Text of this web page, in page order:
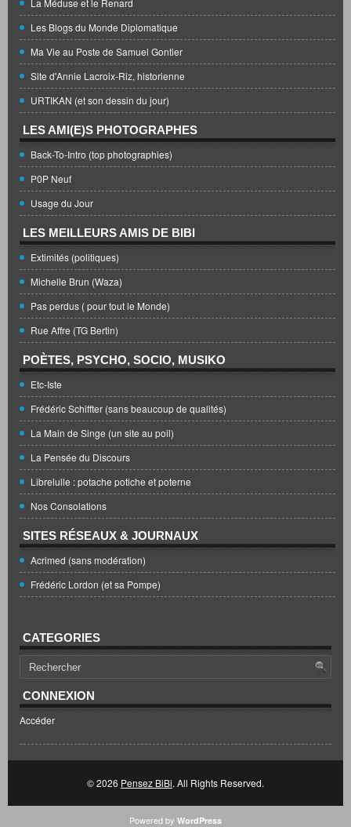
Les Blogs du Monde Diplomatique
Ma Vie au Poste de Samuel Gontier
Site d'Annie Lacroix-Riz, historienne
URTIKAN (et son dessin du jour)
LES AMI(E)S PHOTOGRAPHES
Back-To-Intro (top photographies)
P0P Neuf
Usage du Jour
LES MEILLEURS AMIS DE BIBI
Extimités (politiques)
Michelle Brun (Waza)
Pas perdus ( pour tout le Monde)
Rue Affre (TG Bertin)
POÈTES, PSYCHO, SOCIO, MUSIKO
Etc-Iste
Frédéric Schiffter (sans beaucoup de qualités)
La Main de Singe (un site au poil)
La Pensée du Discours
Librelulle : potache potiche et poterne
Nos Consolations
SITES RÉSEAUX & JOURNAUX
Acrimed (sans modération)
Frédéric Lordon (et sa Pompe)
CATEGORIES
CONNEXION
Accéder
© 2026 Pensez BiBi. All Rights Reserved.
Powered by WordPress